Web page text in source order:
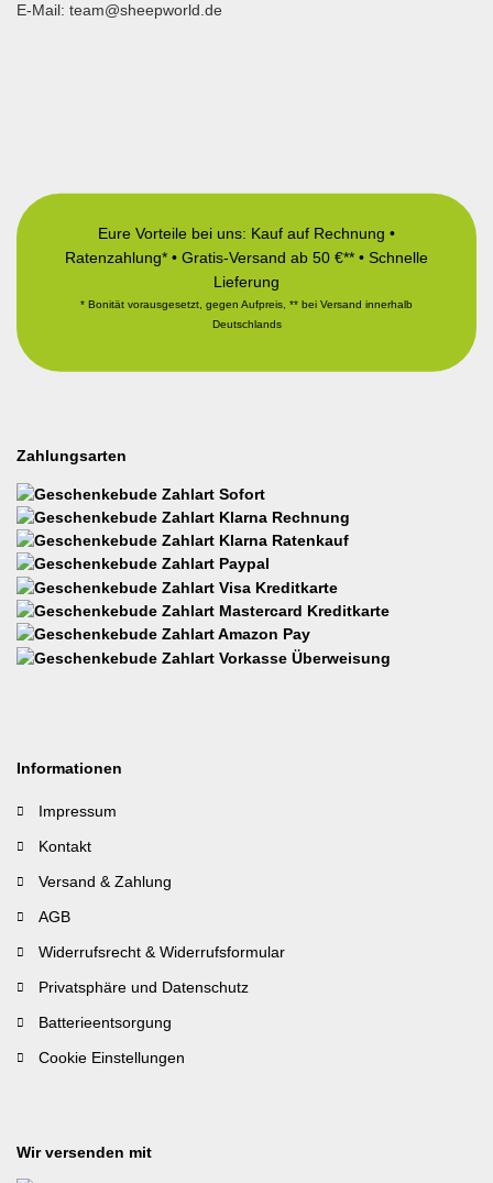
E-Mail: team@sheepworld.de
Eure Vorteile bei uns: Kauf auf Rechnung •
Ratenzahlung* • Gratis-Versand ab 50 €** • Schnelle
Lieferung
* Bonität vorausgesetzt, gegen Aufpreis, ** bei Versand innerhalb
Deutschlands
Zahlungsarten
Informationen
Impressum
Kontakt
Versand & Zahlung
AGB
Widerrufsrecht & Widerrufsformular
Privatsphäre und Datenschutz
Batterieentsorgung
Cookie Einstellungen
Wir versenden mit